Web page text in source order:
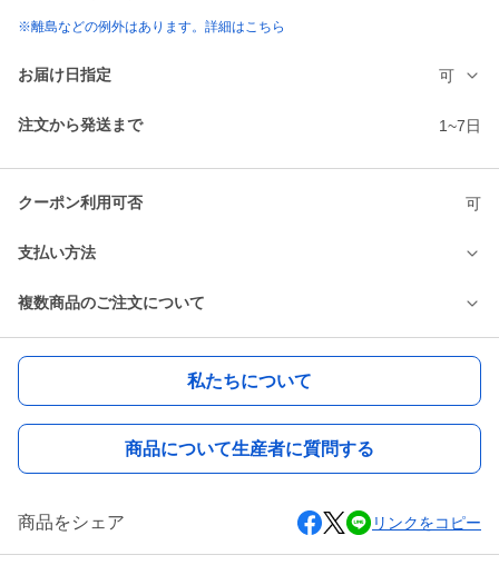
※離島などの例外はあります。詳細はこちら
お届け日指定 可
注文から発送まで 1~7日
クーポン利用可否 可
支払い方法
複数商品のご注文について
私たちについて
商品について生産者に質問する
商品をシェア リンクをコピー